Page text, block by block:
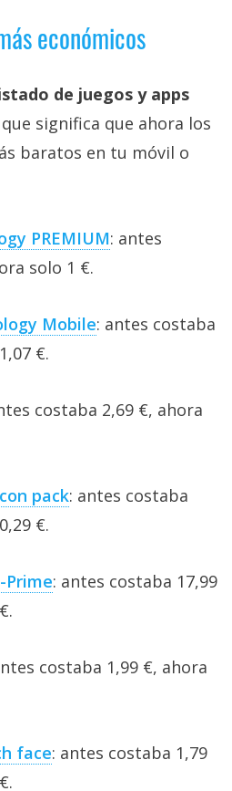
económicos
de juegos y apps
significa que ahora los
baratos en tu móvil o
PREMIUM: antes
solo 1 €.
Mobile: antes costaba
€.
costaba 2,69 €, ahora
pack: antes costaba
€.
Prime: antes costaba 17,99
costaba 1,99 €, ahora
face: antes costaba 1,79